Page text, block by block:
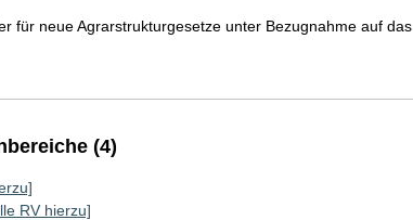
für neue Agrarstrukturgesetze unter Bezugnahme auf das
(4)
RV hierzu]